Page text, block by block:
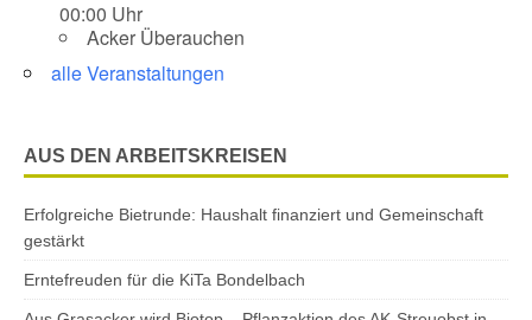
00:00 Uhr
Acker Überauchen
alle Veranstaltungen
AUS DEN ARBEITSKREISEN
Erfolgreiche Bietrunde: Haushalt finanziert und Gemeinschaft
gestärkt
Erntefreuden für die KiTa Bondelbach